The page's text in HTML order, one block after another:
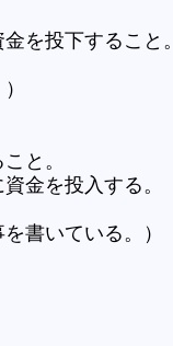
を投下すること。
と。
金を投入する。
書いている。）